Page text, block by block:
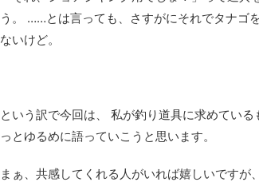
う。 ……とは言っても、さすがにそれでタナゴ
ないけど。
という訳で今回は、 私が釣り道具に求めてい
っとゆるめに語っていこうと思います。
まぁ、共感してくれる人がいれば嬉しいです